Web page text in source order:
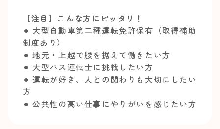
【注目】こんな方にピッタリ！
⚫︎ 大型自動車第二種運転免許保有（取得補助
制度あり）
⚫︎ 地元・上越で腰を据えて働きたい方
⚫︎ 大型バス運転士に挑戦したい方
⚫︎ 運転が好き、人との関わりも大切にしたい
方
⚫︎ 公共性の高い仕事にやりがいを感じたい方